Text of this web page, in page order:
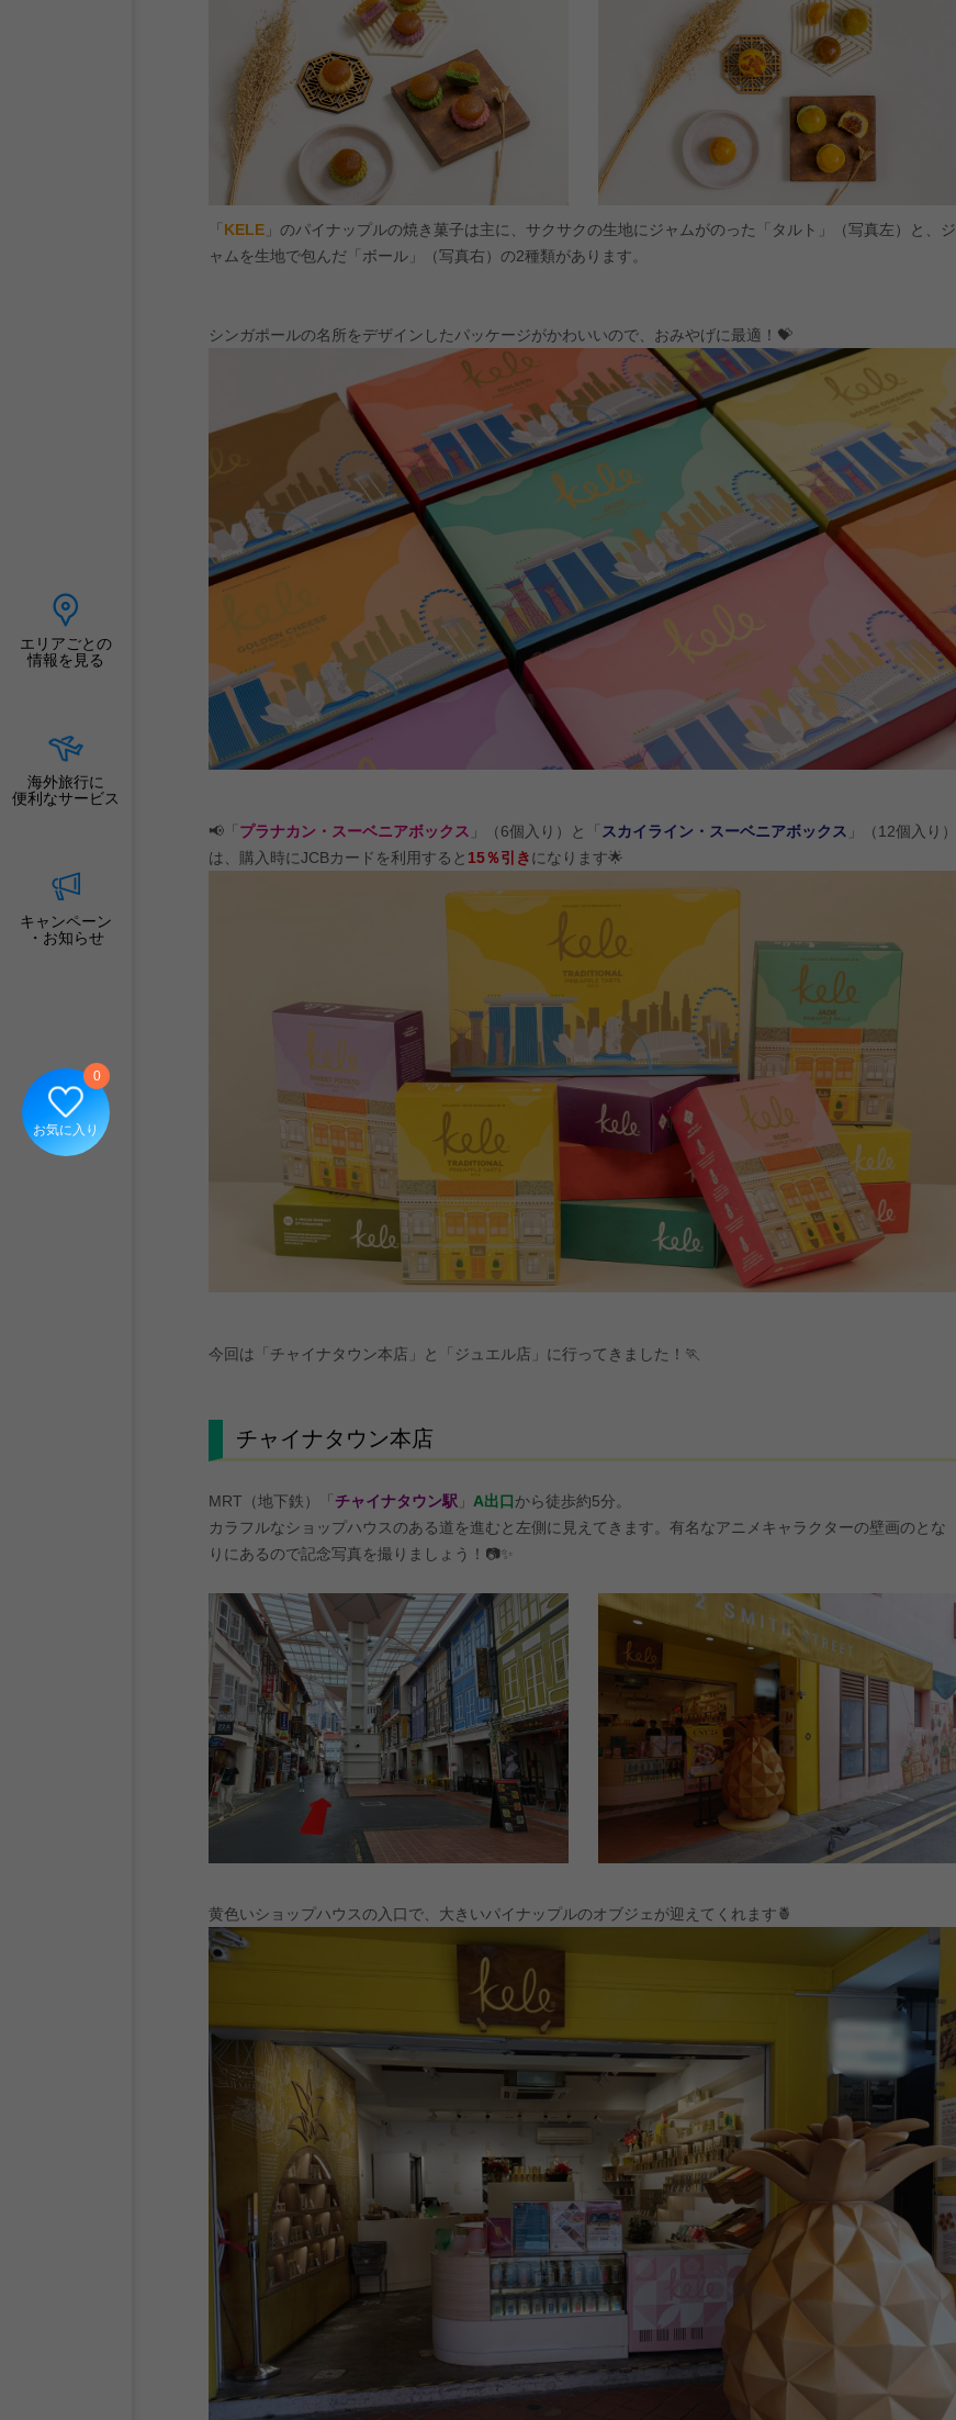
エリアごとの
情報を見る
海外旅行に
便利なサービス
キャンペーン
・お知らせ
お気に入り
0
「KELE 」のパイナップルの焼き菓子は主に、サクサクの生地にジャムがのった「タルト」（写真左）と、ジ
ャムを生地で包んだ「ボール」（写真右）の2種類があります。
シンガポールの名所をデザインしたパッケージがかわいいので、おみやげに最適！💝
📢「 プラナカン・スーベニアボックス 」（6個入り）と「 スカイライン・スーベニアボックス 」（12個入り）
は、購入時にJCBカードを利用すると 15％引きになります🌟
今回は「チャイナタウン本店」と「ジュエル店」に行ってきました！🏃
チャイナタウン本店
MRT（地下鉄）「 チャイナタウン駅 」 A出口から徒歩約5分。
カラフルなショップハウスのある道を進むと左側に見えてきます。有名なアニメキャラクターの壁画のとな
りにあるので記念写真を撮りましょう！📷✨
黄色いショップハウスの入口で、大きいパイナップルのオブジェが迎えてくれます🍍